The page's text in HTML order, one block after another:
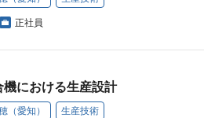
正社員
における生産設計
（愛知） 生産技術